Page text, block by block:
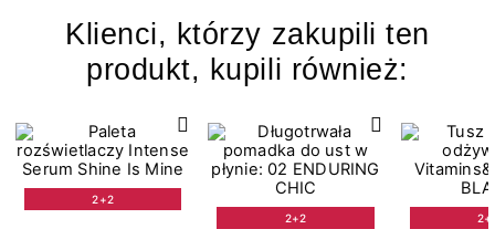
Klienci, którzy zakupili ten
produkt, kupili również:
2+2
2+2